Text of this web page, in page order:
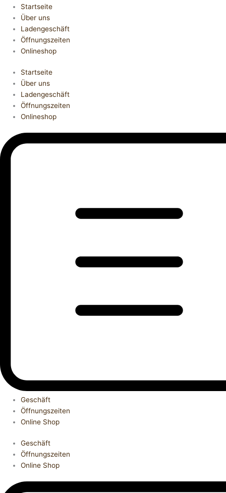
Startseite
Über uns
Ladengeschäft
Öffnungszeiten
Onlineshop
Startseite
Über uns
Ladengeschäft
Öffnungszeiten
Onlineshop
Geschäft
Öffnungszeiten
Online Shop
Geschäft
Öffnungszeiten
Online Shop